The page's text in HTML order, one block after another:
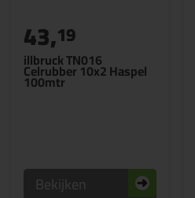
illbruck TN016
Celrubber 10x2 Haspel
100mtr
43,19
Bekijken